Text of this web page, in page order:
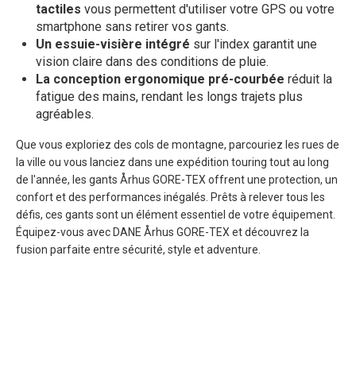
tactiles vous permettent d'utiliser votre GPS ou votre
smartphone sans retirer vos gants.
Un essuie-visière intégré sur l'index garantit une
vision claire dans des conditions de pluie.
La conception ergonomique pré-courbée réduit la
fatigue des mains, rendant les longs trajets plus
agréables.
Que vous exploriez des cols de montagne, parcouriez les rues de
la ville ou vous lanciez dans une expédition touring tout au long
de l'année, les gants Århus GORE-TEX offrent une protection, un
confort et des performances inégalés. Prêts à relever tous les
défis, ces gants sont un élément essentiel de votre équipement.
Équipez-vous avec DANE Århus GORE-TEX et découvrez la
fusion parfaite entre sécurité, style et adventure.